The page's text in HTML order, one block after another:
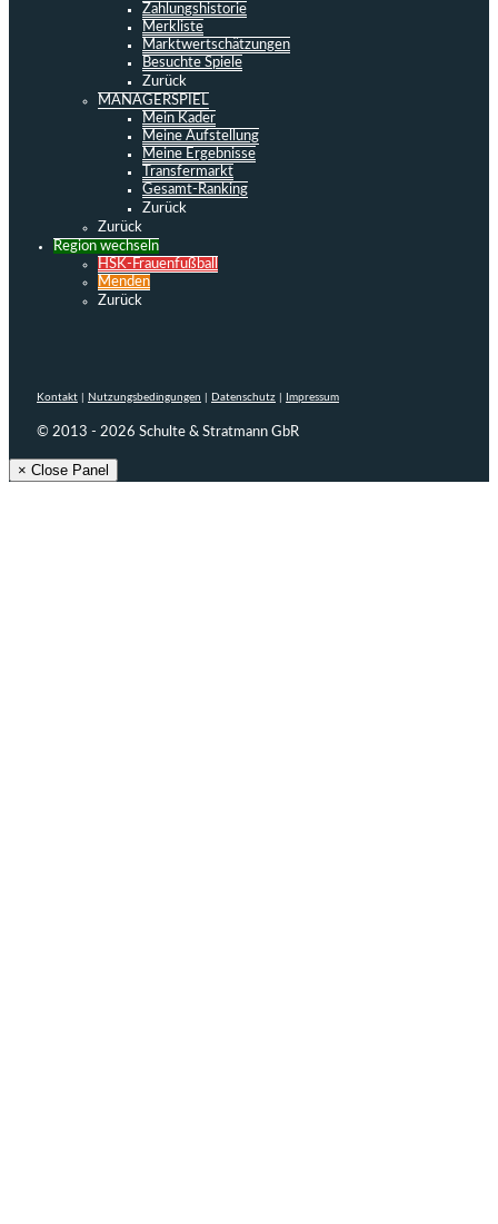
Zahlungshistorie
Merkliste
Marktwertschätzungen
Besuchte Spiele
Zurück
MANAGERSPIEL
Mein Kader
Meine Aufstellung
Meine Ergebnisse
Transfermarkt
Gesamt-Ranking
Zurück
Zurück
Region wechseln
HSK-Frauenfußball
Menden
Zurück
Kontakt Nutzungsbedingungen Datenschutz Impressum
© 2013 - 2026 Schulte & Stratmann GbR
× Close Panel